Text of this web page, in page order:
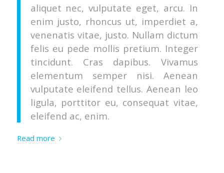
aliquet nec, vulputate eget, arcu. In
enim justo, rhoncus ut, imperdiet a,
venenatis vitae, justo. Nullam dictum
felis eu pede mollis pretium. Integer
tincidunt. Cras dapibus. Vivamus
elementum semper nisi. Aenean
vulputate eleifend tellus. Aenean leo
ligula, porttitor eu, consequat vitae,
eleifend ac, enim.
Read more